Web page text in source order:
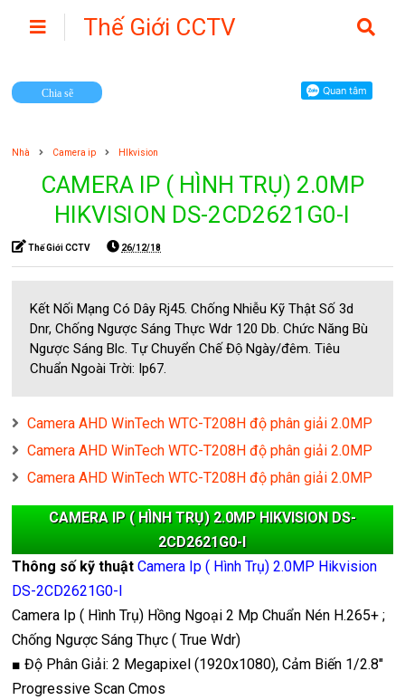
Thế Giới CCTV
Chia sẽ
Nhà Camera ip HIkvision
CAMERA IP ( HÌNH TRỤ) 2.0MP
HIKVISION DS-2CD2621G0-I
Thế Giới CCTV 26/12/18
Kết Nối Mạng Có Dây Rj45. Chống Nhiễu Kỹ Thật Số 3d
Dnr, Chống Ngược Sáng Thực Wdr 120 Db. Chức Năng Bù
Ngược Sáng Blc. Tự Chuyển Chế Độ Ngày/đêm. Tiêu
Chuẩn Ngoài Trời: Ip67.
Camera AHD WinTech WTC-T208H độ phân giải 2.0MP
Camera AHD WinTech WTC-T208H độ phân giải 2.0MP
Camera AHD WinTech WTC-T208H độ phân giải 2.0MP
CAMERA IP ( HÌNH TRỤ) 2.0MP HIKVISION DS-
2CD2621G0-I
Thông số kỹ thuậtCamera Ip ( Hình Trụ) 2.0MP Hikvision
DS-2CD2621G0-I
Camera Ip ( Hình Trụ) Hồng Ngoại 2 Mp Chuẩn Nén H.265+ ;
Chống Ngược Sáng Thực ( True Wdr)
■ Độ Phân Giải: 2 Megapixel (1920x1080), Cảm Biến 1/2.8"
Progressive Scan Cmos